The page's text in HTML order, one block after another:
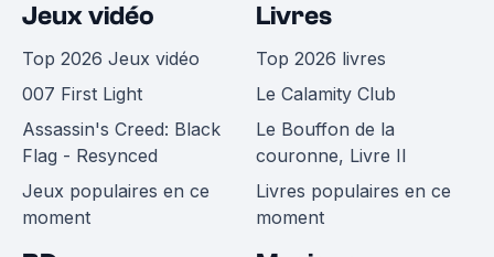
Jeux vidéo
Top 2026 Jeux vidéo
007 First Light
Assassin's Creed: Black
Flag - Resynced
Jeux populaires en ce
moment
Livres
Top 2026 livres
Le Calamity Club
Le Bouffon de la
couronne, Livre II
Livres populaires en ce
moment